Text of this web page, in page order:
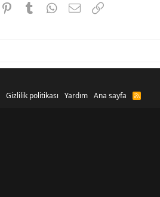
PinterestTumblrWhatsApp
E-postaLink
Gizlilik politikası Yardım Ana sayfa
R